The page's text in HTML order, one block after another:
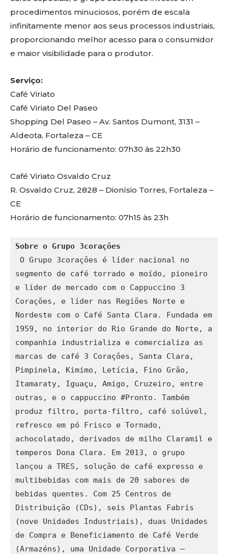
procedimentos minuciosos, porém de escala
infinitamente menor aos seus processos industriais,
proporcionando melhor acesso para o consumidor
e maior visibilidade para o produtor.
Serviço:
Café Viriato
Café Viriato Del Paseo
Shopping Del Paseo – Av. Santos Dumont, 3131 –
Aldeota, Fortaleza – CE
Horário de funcionamento: 07h30 às 22h30
Café Viriato Osvaldo Cruz
R. Osvaldo Cruz, 2828 – Dionísio Torres, Fortaleza –
CE
Horário de funcionamento: 07h15 às 23h
Sobre o Grupo 3corações
segmento de café torrado e moído, pioneiro
e líder de mercado com o Cappuccino 3
Corações, e líder nas Regiões Norte e
Nordeste com o Café Santa Clara. Fundada em
1959, no interior do Rio Grande do Norte, a
companhia industrializa e comercializa as
marcas de café 3 Corações, Santa Clara,
Pimpinela, Kimimo, Letícia, Fino Grão,
Itamaraty, Iguaçu, Amigo, Cruzeiro, entre
outras, e o cappuccino #Pronto. Também
produz filtro, porta-filtro, café solúvel,
refresco em pó Frisco e Tornado,
achocolatado, derivados de milho Claramil e
temperos Dona Clara. Em 2013, o grupo
lançou a TRES, solução de café expresso e
multibebidas com mais de 20 sabores de
bebidas quentes. Com 25 Centros de
Distribuição (CDs), seis Plantas Fabris
(nove Unidades Industriais), duas Unidades
de Compra e Beneficiamento de Café Verde
(Armazéns), uma Unidade Corporativa –